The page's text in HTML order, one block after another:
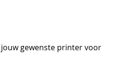
jouw gewenste printer voor